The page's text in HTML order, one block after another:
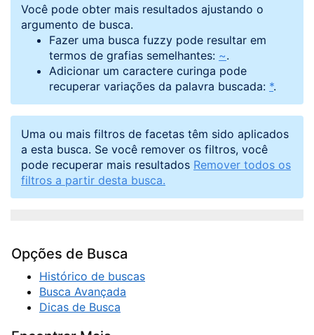
Você pode obter mais resultados ajustando o
argumento de busca.
Fazer uma busca fuzzy pode resultar em
termos de grafias semelhantes: ~.
Adicionar um caractere curinga pode
recuperar variações da palavra buscada: *.
Uma ou mais filtros de facetas têm sido aplicados
a esta busca. Se você remover os filtros, você
pode recuperar mais resultados Remover todos os
filtros a partir desta busca.
Opções de Busca
Histórico de buscas
Busca Avançada
Dicas de Busca